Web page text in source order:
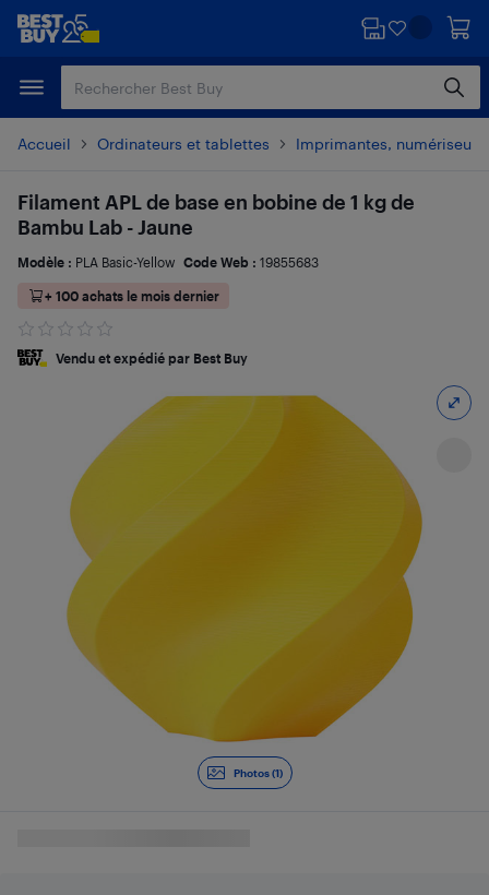
Passer
principal
Passer
Accueil Ordinateurs et tablettes Imprimantes,
Photos (1)
Filament APL de base en bobine de 1 kg de
Bambu Lab - Jaune
Modèle : PLA Basic-Yellow Code Web : 19855683
+ 100 achats le mois dernier
Vendu et expédié par Best Buy